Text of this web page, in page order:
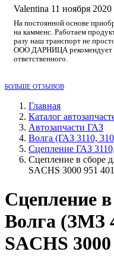
Valentina 11 ноября 2020
На постоянной основе
на камменс. Работаем
разу наш транспорт не
ООО ДАРНИЦА рекомендует
ответственного.
БОЛЬШЕ ОТЗЫВОВ
Главная
Каталог
Автозапчасти ГАЗ
Волга (ГАЗ 3110,
Сцепление ГАЗ
Сцепление в сборе
SACHS 3000 951 401
Сцепление
Волга (ЗМЗ
SACHS